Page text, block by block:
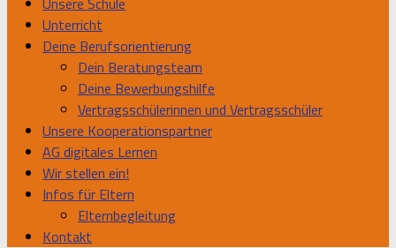
Unterricht
Deine Berufsorientierung
Dein Beratungsteam
Deine Bewerbungshilfe
Vertragsschülerinnen und Vertragsschüler
Unsere Kooperationspartner
AG digitales Lernen
Wir stellen ein!
Infos für Eltern
Elternbegleitung
Kontakt